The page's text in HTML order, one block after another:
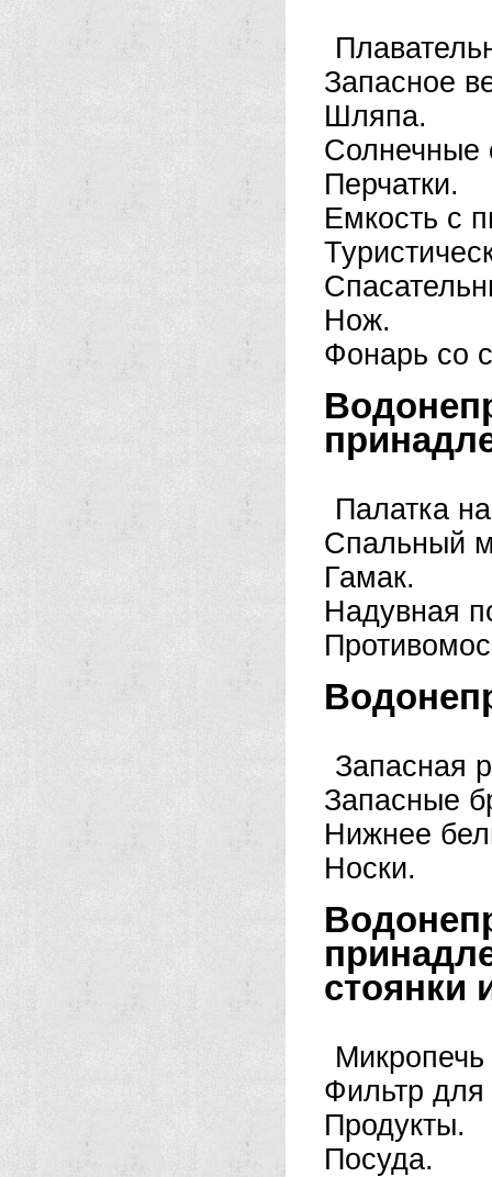
Запасное
Шляпа.
Солнечные
Перчатки.
Емкость с
Нож.
Фонарь со
Палатка
Спальный
Гамак.
Надувная
Запасная
Запасные
Нижнее
Носки.
стоянки
Микропечь
Фильтр
Продукты.
Посуда.